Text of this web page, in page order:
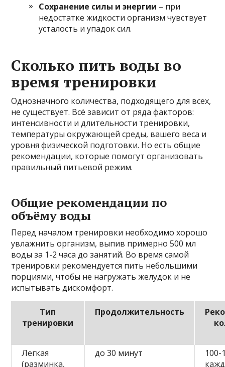
Сохранение силы и энергии – при
недостатке жидкости организм чувствует
усталость и упадок сил.
Сколько пить воды во
время тренировки
Однозначного количества, подходящего для всех,
не существует. Всё зависит от ряда факторов:
интенсивности и длительности тренировки,
температуры окружающей среды, вашего веса и
уровня физической подготовки. Но есть общие
рекомендации, которые помогут организовать
правильный питьевой режим.
Общие рекомендации по
объёму воды
Перед началом тренировки необходимо хорошо
увлажнить организм, выпив примерно 500 мл
воды за 1-2 часа до занятий. Во время самой
тренировки рекомендуется пить небольшими
порциями, чтобы не нагружать желудок и не
испытывать дискомфорт.
Тип
тренировки
Продолжительность
Легкая
(разминка,
до 30 минут
100-